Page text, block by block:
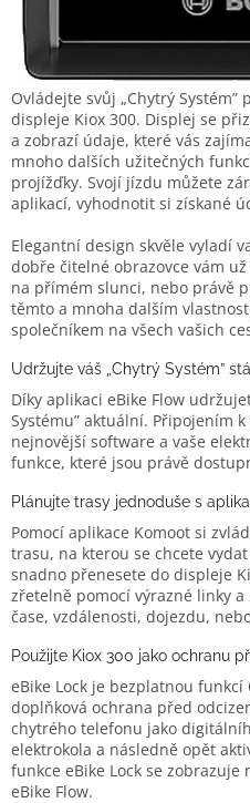
Ovládejte svůj „Chytrý
displeje Kiox 300. Displej se
a zobrazí údaje, které vás
mnoho dalších užitečných
projížďky. Svojí jízdu můžete
aplikací, vyhodnotit si získané
Elegantní design skvěle vyladí
dobře čitelné obrazovce vám
na přímém slunci, nebo právě
těmto a mnoha dalším
společníkem na všech vašich
Udržujte váš „Chytrý Systém”
Díky aplikaci eBike Flow
Systému” aktuální. Připojením
nejnovější software a vaše
funkce, které jsou právě
Plánujte trasy jednoduše s
Pomocí aplikace Komoot si
trasu, na kterou se chcete
snadno přenesete do displeje
zřetelně pomocí výrazné linky
čase, vzdálenosti, dojezdu,
Použijte Kiox 300 jako ochranu
eBike Lock je bezplatnou
doplňková ochrana před
chytrého telefonu jako
elektrokola a následně opět
funkce eBike Lock se
eBike Flow.